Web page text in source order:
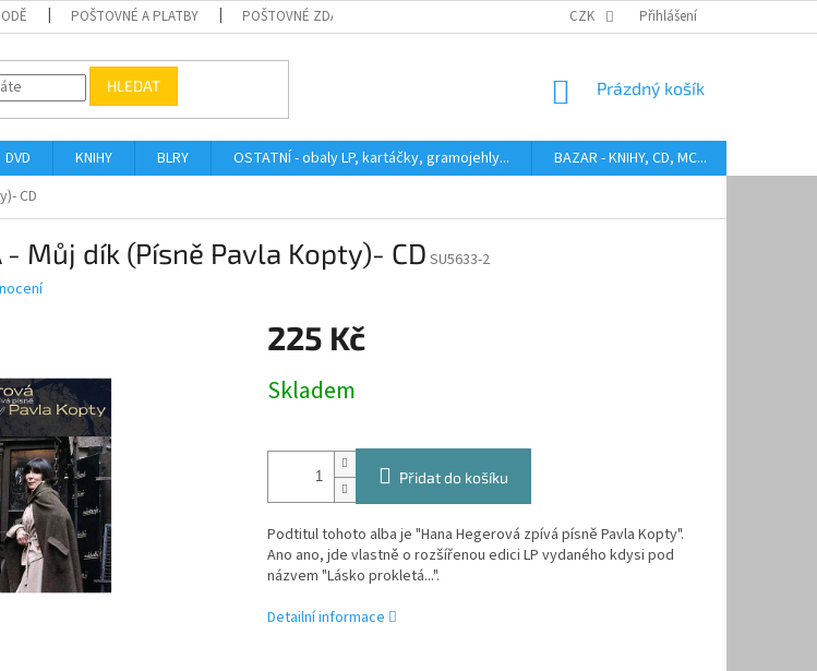
POŠTOVNÉ A PLATBY POŠTOVNÉ ZDARMA HODNOCENÍ STAVU BAZAROVÝCH LP AUDIOKAZETY ANEB
CZK Přihlášení
HLEDAT
NÁKUPNÍ
Prázdný košík
DVD KNIHY BLRY OSTATNÍ - obaly LP, kartáčky, gramojehly... BAZAR - KNIHY, CD, MC...
CD
- Můj dík (Písně Pavla Kopty)- CD SU5633-2
225 Kč
cena:
Skladem
Přidat do košíku
Podtitul tohoto alba je "Hana Hegerová zpívá písně Pavla Kopty".
Ano ano, jde vlastně o rozšířenou edici LP vydaného kdysi pod
názvem "Lásko prokletá...".
Detailní informace